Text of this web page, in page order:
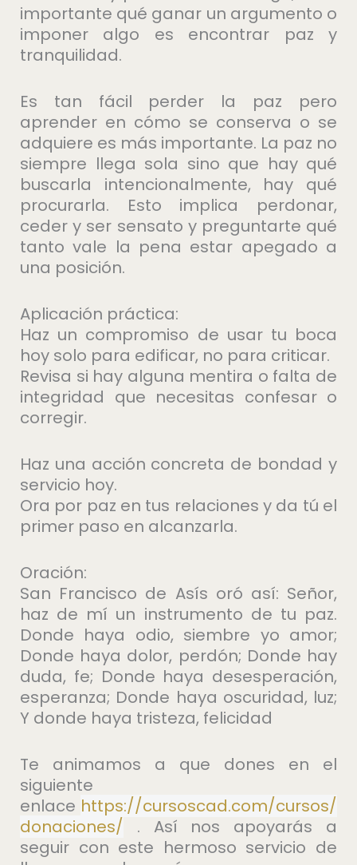
importante qué ganar un argumento o
imponer algo es encontrar paz y
tranquilidad.
Es tan fácil perder la paz pero
aprender en cómo se conserva o se
adquiere es más importante. La paz no
siempre llega sola sino que hay qué
buscarla intencionalmente, hay qué
procurarla. Esto implica perdonar,
ceder y ser sensato y preguntarte qué
tanto vale la pena estar apegado a
una posición.
Aplicación práctica:
Haz un compromiso de usar tu boca
hoy solo para edificar, no para criticar.
Revisa si hay alguna mentira o falta de
integridad que necesitas confesar o
corregir.
Haz una acción concreta de bondad y
servicio hoy.
Ora por paz en tus relaciones y da tú el
primer paso en alcanzarla.
Oración:
San Francisco de Asís oró así: Señor,
haz de mí un instrumento de tu paz.
Donde haya odio, siembre yo amor;
Donde haya dolor, perdón; Donde hay
duda, fe; Donde haya desesperación,
esperanza; Donde haya oscuridad, luz;
Y donde haya tristeza, felicidad
Te animamos a que dones en el
siguiente
enlace https://cursoscad.com/cursos/
donaciones/ . Así nos apoyarás a
seguir con este hermoso servicio de